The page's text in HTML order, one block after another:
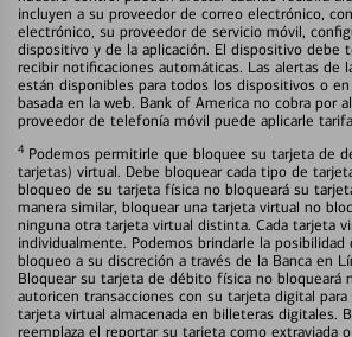
incluyen a su proveedor de correo electrónico,
electrónico, su proveedor de servicio móvil,
dispositivo y de la aplicación. El dispositivo debe
recibir notificaciones automáticas. Las alertas de
están disponibles para todos los dispositivos o
basada en la web. Bank of America no cobra por
proveedor de telefonía móvil puede aplicarle
4 Podemos permitirle que bloquee su tarjeta de
tarjetas) virtual. Debe bloquear cada tipo de
bloqueo de su tarjeta física no bloqueará su
manera similar, bloquear una tarjeta virtual no
ninguna otra tarjeta virtual distinta. Cada tarjeta
individualmente. Podemos brindarle la
bloqueo a su discreción a través de la Banca en
Bloquear su tarjeta de débito física no bloqueará
autoricen transacciones con su tarjeta digital
tarjeta virtual almacenada en billeteras digitales.
reemplaza el reportar su tarjeta como extraviada